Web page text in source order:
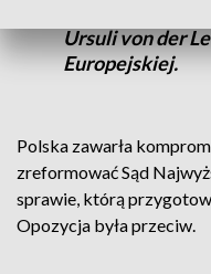
Ursuli von der
Europejskiej.
Polska zawarła
zreformować Sąd
sprawie, którą
Opozycja była przeciw.